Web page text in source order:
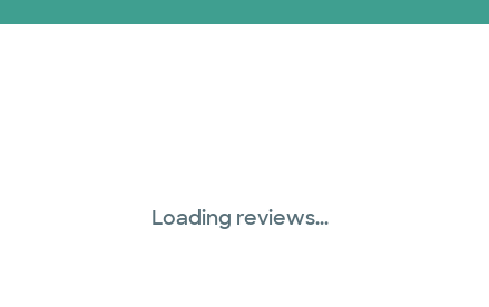
Loading reviews...